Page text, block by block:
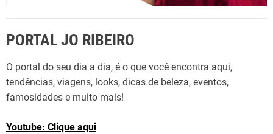
PORTAL JO RIBEIRO
O portal do seu dia a dia, é o que você encontra aqui,
tendências, viagens, looks, dicas de beleza, eventos,
famosidades e muito mais!
Youtube: Clique aqui